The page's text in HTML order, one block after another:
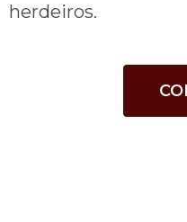
herdeiros.